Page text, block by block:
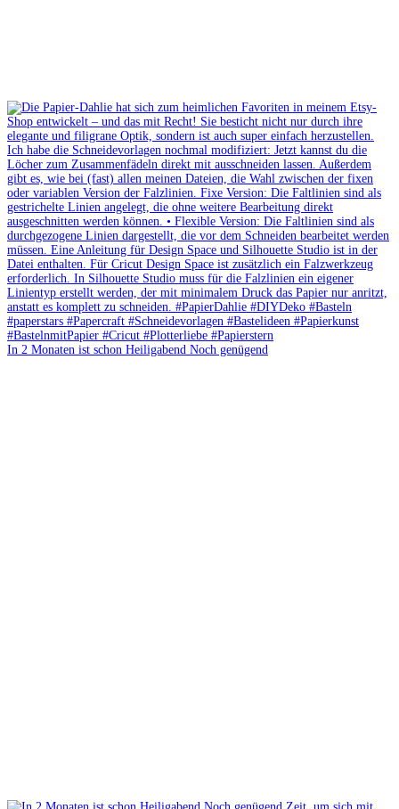
In 2 Monaten ist schon Heiligabend Noch genügend